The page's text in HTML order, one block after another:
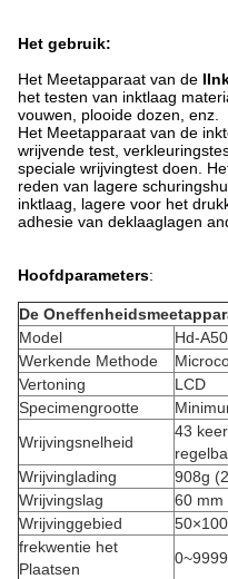
Het gebruik:
Het Meetapparaat van de
het testen van inktlaag
vouwen, plooide dozen, enz.
Het Meetapparaat van de
wrijvende test,
speciale wrijvingtest doen.
reden van lagere
inktlaag, lagere voor het
adhesie van deklaaglagen
Hoofdparameters:
De
Model
Hd-
Werkende Methode
Vertoning
LCD
Specimengrootte
Wrijvingsnelheid
43
Wrijvinglading
908g
Wrijvingslag
60 mm
Wrijvinggebied
frekwentie het
Plaatsen